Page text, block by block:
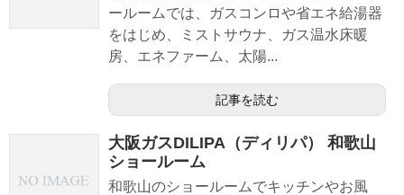
ールームでは、ガスコンロや省エネ給湯器
をはじめ、ミストサウナ、ガス温水床暖
房、エネファーム、太陽...
記事を読む
大阪ガスDILIPA（ディリパ） 和歌山
ショールーム
和歌山のショールームでキッチンやお風